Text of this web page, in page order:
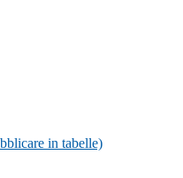
in tabelle)